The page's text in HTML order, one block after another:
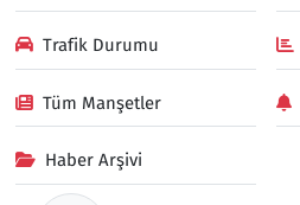
Trafik Durumu
Tüm Manşetler
Haber Arşivi